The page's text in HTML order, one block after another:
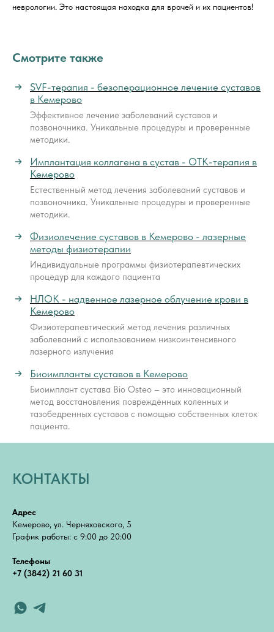
неврологии. Это настоящая находка для врачей и их пациентов!
Смотрите также
SVF-терапия - безоперационное лечение суставов
в Кемерово
Эффективное лечение заболеваний суставов и
позвоночника. Уникальные процедуры и проверенные
методики.
Имплантация коллагена в сустав - ОТК-терапия в
Кемерово
Естественный метод лечения заболеваний суставов и
позвоночника. Уникальные процедуры и проверенные
методики.
Физиолечение суставов в Кемерово - лазерные
методы физиотерапии
Индивидуальные программы физиотерапевтических
процедур для каждого пациента
НЛОК - надвенное лазерное облучение крови в
Кемерово
Физиотерапевтический метод лечения различных
заболеваний с использованием низкоинтенсивного
лазерного излучения
Биоимпланты суставов в Кемерово
Биоимплант сустава Bio Osteo – это инновационный
метод восстановления повреждённых коленных и
тазобедренных суставов с помощью собственных клеток
пациента.
КОНТАКТЫ
Адрес
Кемерово, ул. Черняховского, 5
График работы: с 9:00 до 20:00
Телефоны
+7 (3842) 21 60 31